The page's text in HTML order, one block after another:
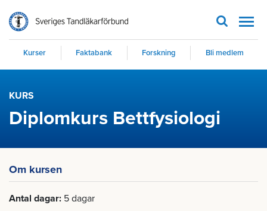
Kurser Faktabank Forskning Bli medlem
KURS
Diplomkurs Bettfysiologi
Om kursen
Antal dagar 5 dagar